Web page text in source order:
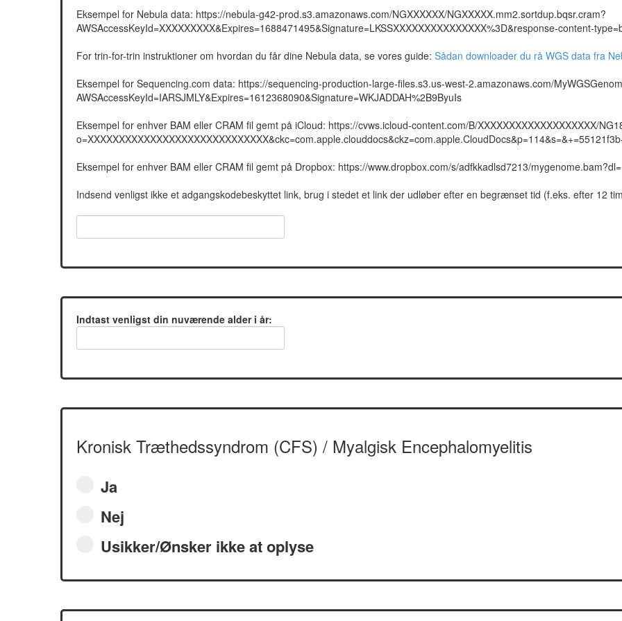
Eksempel for Nebula data: https://nebula-g42-prod.s3.amazonaws.com/NGXXXXXX/NGXXXXX.mm2.sortdup.bqsr.cram?
AWSAccessKeyId=XXXXXXXXX&Expires=1688471495&Signature=LKSSXXXXXXXXXXXXXXX%3D&response-content-
For trin-for-trin instruktioner om hvordan du får dine Nebula data, se vores guide: Sådan downloader du rå WGS data fra
Eksempel for Sequencing.com data: https://sequencing-production-large-files.s3.us-west-2.amazonaws.com/
AWSAccessKeyId=IARSJMLY&Expires=1612368090&Signature=WKJADDAH%2B9ByuIs
Eksempel for enhver BAM eller CRAM fil gemt på iCloud: https://cvws.icloud-content.com/B/XXXXXXXXXXXXXXXXXXX/
Eksempel for enhver BAM eller CRAM fil gemt på Dropbox: https://www.dropbox.com/s/adfkkadlsd7213/
Indsend venligst ikke et adgangskodebeskyttet link, brug i stedet et link der udløber efter en begrænset tid (f.eks. efter 12
Indtast venligst din nuværende alder i år:
Kronisk Træthedssyndrom (CFS) / Myalgisk Encephalomyelitis
Ja
Nej
Usikker/Ønsker ikke at oplyse